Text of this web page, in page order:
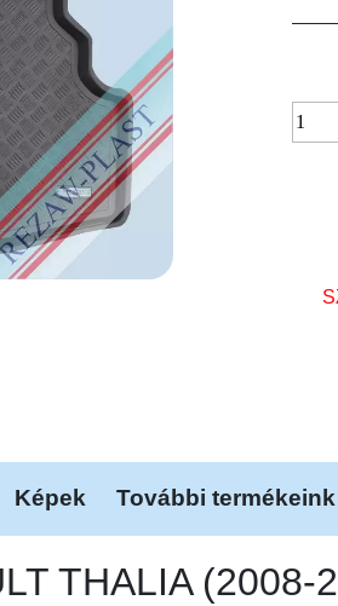
Képek További termékeink
THALIA (2008-